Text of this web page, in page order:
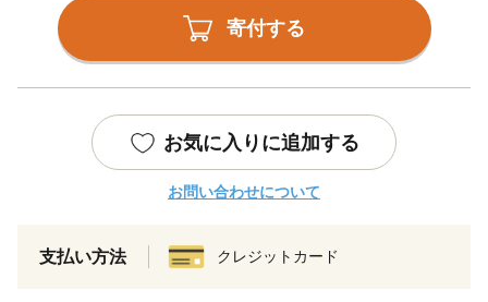
寄付する
お気に入りに追加する
お問い合わせについて
支払い方法 クレジットカード